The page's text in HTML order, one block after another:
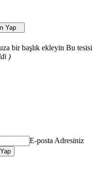
Yap
bir başlık ekleyin Bu tesisi
)
E-posta Adresiniz